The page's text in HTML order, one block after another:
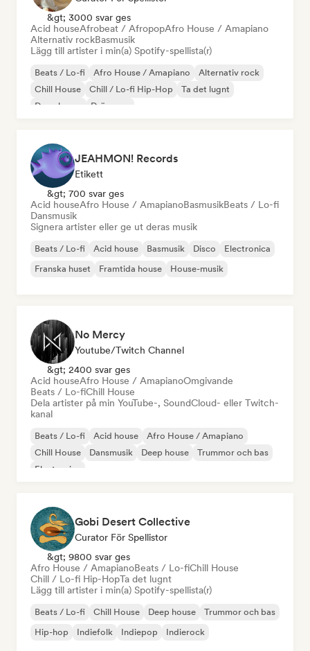
&gt; 3000 svar ges
Acid houseAfrobeat / AfropopAfro House / Amapiano
Alternativ rockBasmusik
Lägg till artister i min(a) Spotify-spellista(r)
Beats / Lo-fi Afro House / Amapiano
Alternativ rock
Chill House
Chill / Lo-fi Hip-Hop
Ta det lugnt
Deep house
Drömpop
JEAHMON! Records
Etikett
&gt; 700 svar ges
Acid houseAfro House / AmapianoBasmusikBeats / Lo-fi
Dansmusik
Signera artister eller ge ut deras musik
Beats / Lo-fi Acid house Basmusik Disco
Electronica
Franska huset
Framtida house House-musik
No Mercy
Youtube/Twitch Channel
&gt; 2400 svar ges
Acid houseAfro House / AmapianoOmgivande
Beats / Lo-fiChill House
Dela artister på min YouTube-, SoundCloud- eller Twitch-
kanal
Beats / Lo-fi Acid house
Afro House / Amapiano
Chill House
Dansmusik Deep house
Trummor och bas
Electronica
Gobi Desert Collective
Curator För Spellistor
&gt; 9800 svar ges
Afro House / AmapianoBeats / Lo-fiChill House
Chill / Lo-fi Hip-HopTa det lugnt
Lägg till artister i min(a) Spotify-spellista(r)
Beats / Lo-fi Chill House Deep house
Trummor och bas
Hip-hop
Indiefolk Indiepop Indierock